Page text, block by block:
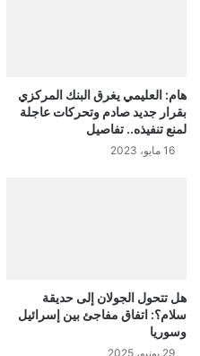
هام: العليمي يغرق البنك المركزي
بقرار جديد صادم وتحركات عاجلة
لمنع تنفيذه.. تفاصيل
16 مايو، 2023
هل تتحول الجولان إلى حديقة
سلام؟: اتفاق مفاجئ بين إسرائيل
وسوريا
29 يونيو، 2025